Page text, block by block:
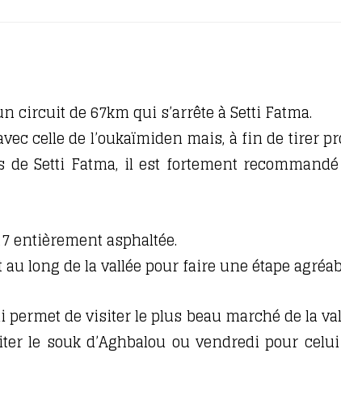
circuit de 67km qui s’arrête à Setti Fatma.
celle de l’oukaïmiden mais, à fin de tirer
Setti Fatma, il est fortement
entièrement asphaltée.
long de la vallée pour faire une étape
de visiter le plus beau marché de la
le souk d’Aghbalou ou vendredi pour